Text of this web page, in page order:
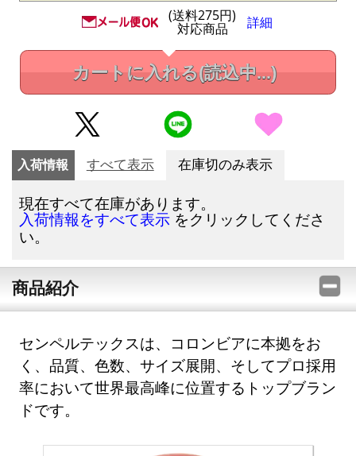
(送料275円)
対応商品 詳細
カートに入れる(読込中...)
入荷情報 すべて表示 在庫切のみ表示
現在すべて在庫があります。
入荷情報をすべて表示 をクリックしてくださ
い。
商品紹介
センペルテックスは、コロンビアに本拠をお
く、品質、色数、サイズ展開、そしてプロ採用
率において世界最高峰に位置するトップブラン
ドです。